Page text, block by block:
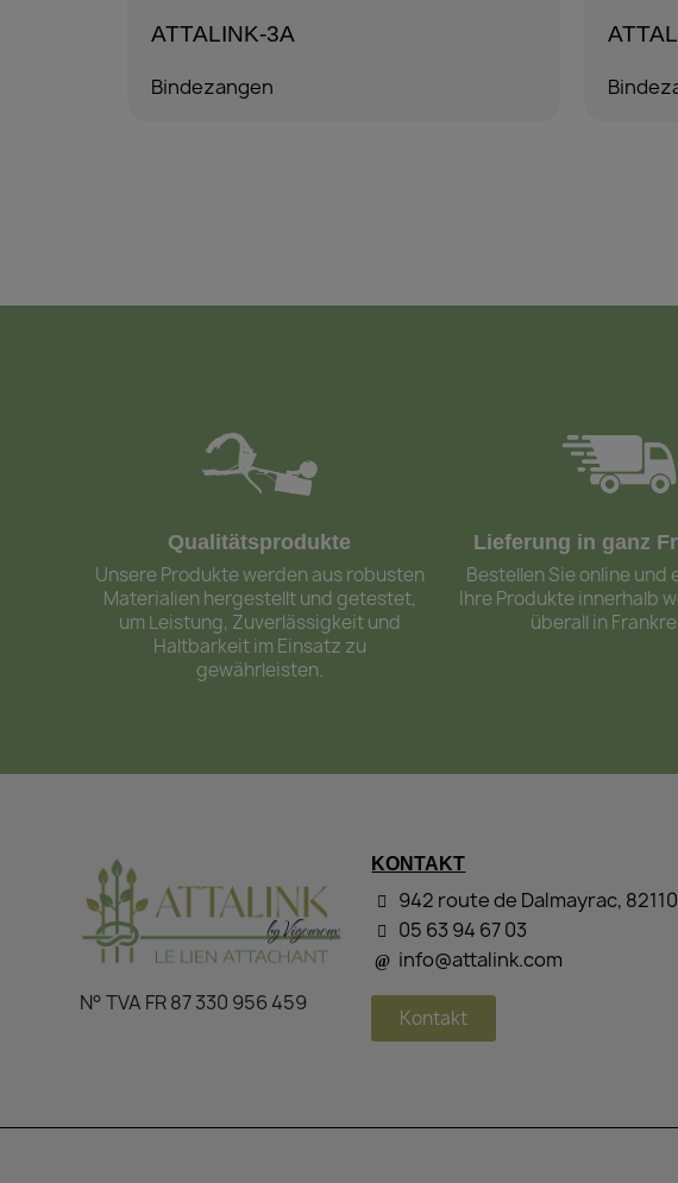
ATTALINK-3A
Bindezangen
Qualitätsprodukte
Unsere Produkte werden aus robusten
Materialien hergestellt und getestet,
um Leistung, Zuverlässigkeit und
Haltbarkeit im Einsatz zu
gewährleisten.
Lieferung in ganz
Bestellen Sie online und
Ihre Produkte innerhalb
überall in
N° TVA FR 87 330 956 459
KONTAKT
942 route de Dalmayrac,
05 63 94 67 03
info@attalink.com
Kontakt